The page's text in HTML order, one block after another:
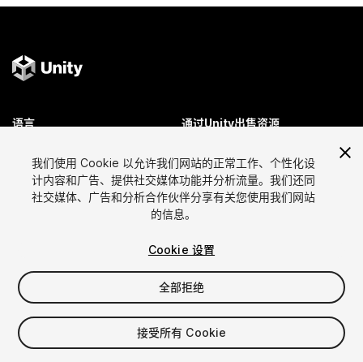
语言
简体中文
한국어
通过Unity出售资源
资源上传指南
资源商店工具
发布商登录
发现
最畅销资源
免费资源排行
Affiliate计划
成员资格
Link Maker
我们使用 Cookie 以允许我们网站的正常工作、个性化设
计内容和广告、提供社交媒体功能并分析流量。我们还同
社交媒体、广告和分析合作伙伴分享有关您使用我们网站
的信息。
Cookie 设置
全部拒绝
接受所有 Cookie